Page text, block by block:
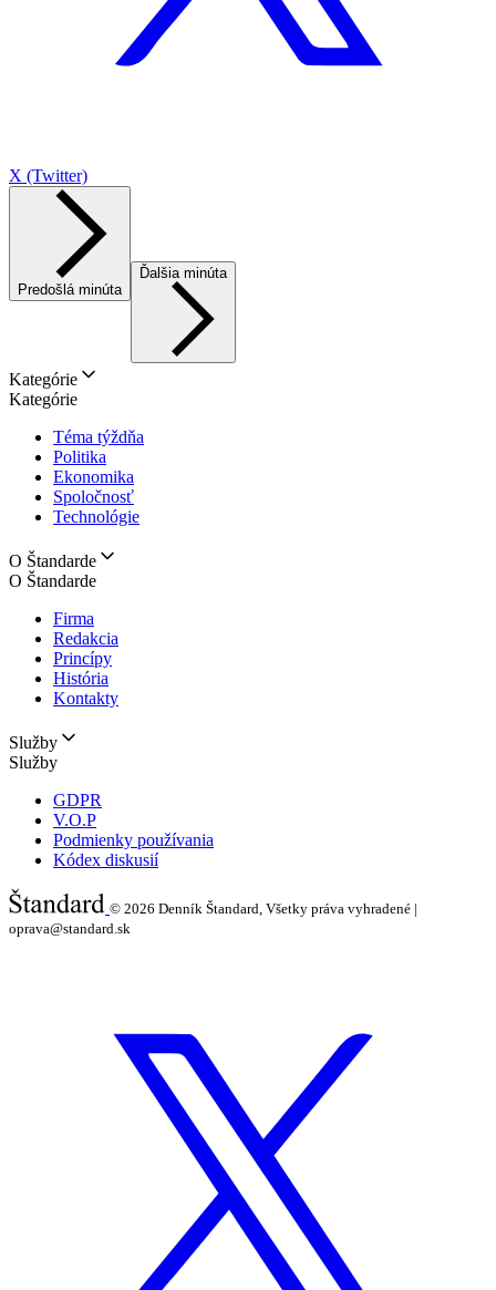
X (Twitter)
Predošlá minúta
Ďalšia minúta
Kategórie
Kategórie
Téma týždňa
Politika
Ekonomika
Spoločnosť
Technológie
O Štandarde
O Štandarde
Firma
Redakcia
Princípy
História
Kontakty
Služby
Služby
GDPR
V.O.P
Podmienky používania
Kódex diskusií
© 2026 Denník Štandard, Všetky práva vyhradené |
oprava@standard.sk